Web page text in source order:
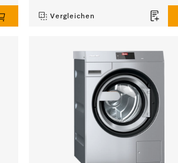
Vergleichen